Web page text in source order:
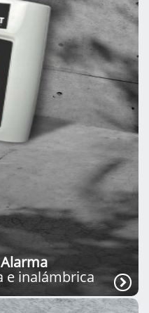
e inalámbrica